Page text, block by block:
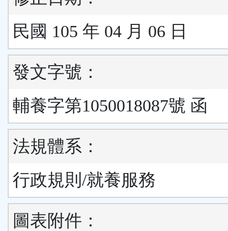
民國 105 年 04 月 06 日
發文字號：
輔養字第1050018087號 函
法規體系：
行政規則/就養服務
圖表附件：